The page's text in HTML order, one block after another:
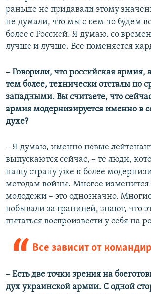
раньше не придавали этому
не думали, что мы с кем-то будем
более с Россией. Я думаю, со
лучше и лучше. Все поменяется
– Говорили, что российская армия,
тем более, технически отсталы по
западными. Вы считаете, что
армия модернизируется именно в
духе?
– Я думаю, именно новые
выпускаются сейчас, – те люди,
нашу страну уже к более
методам войны. Многое изменится
молодежи – это однозначно.
побывали за границей, знают, что
пытаться воспроизвести у себя на
Все зависит от
– Есть две точки зрения на
дух украинской армии. С одной